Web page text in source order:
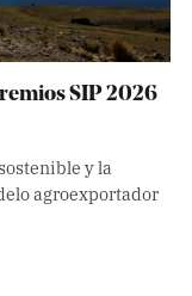
SIP 2026
y la
agroexportador